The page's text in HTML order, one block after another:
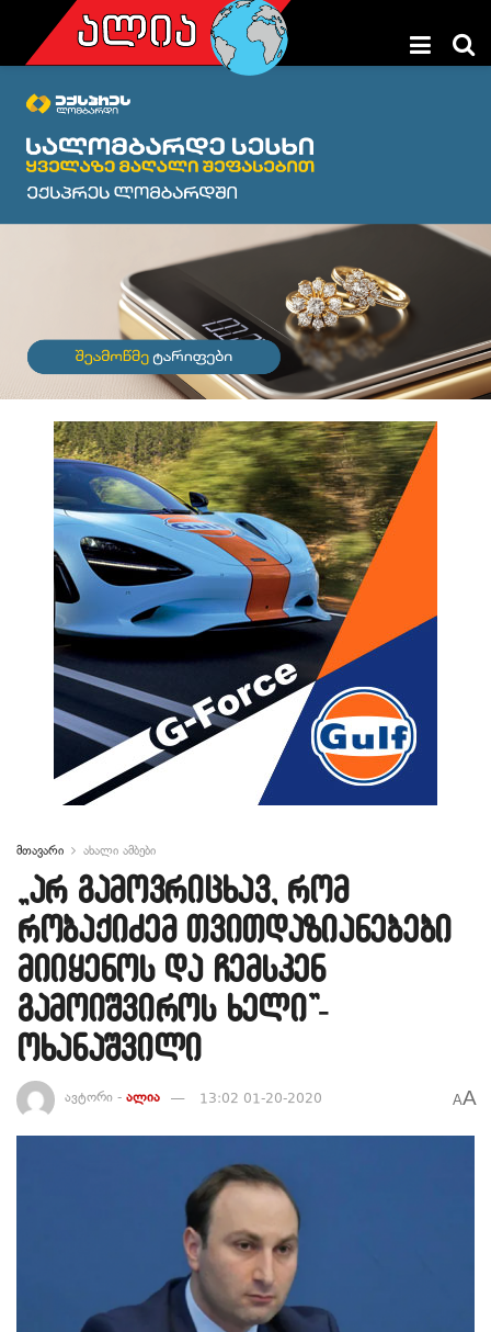
მთავარი ახალი ამბები
„არ გამოვრიცხავ, რომ
რობაქიძემ თვითდაზიანებები
მიიყენოს და ჩემსკენ
გამოიშვიროს ხელი”-
ოხანაშვილი
ავტორი - ალია 13:02 01-20-2020 AA